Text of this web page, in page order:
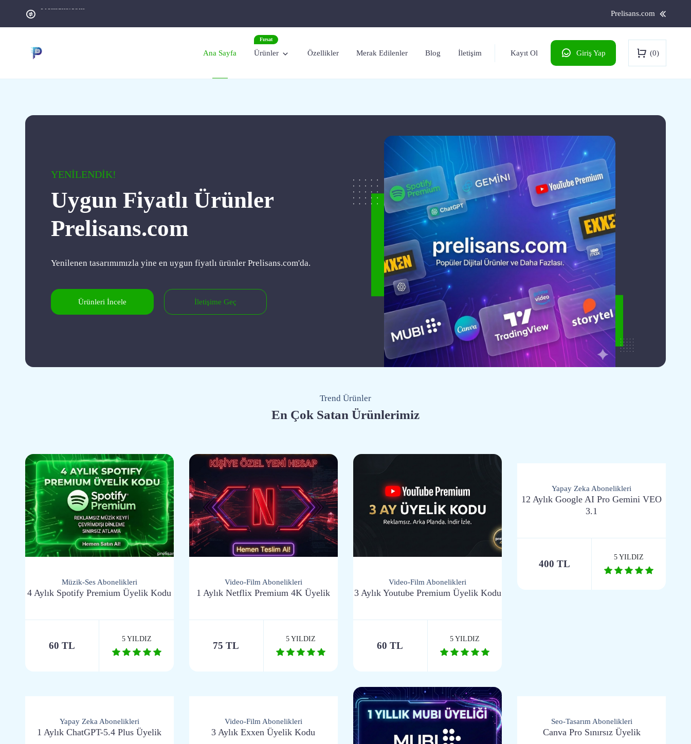
Prelisans.com
Ana Sayfa
Fırsat
Ürünler Özellikler Merak Edilenler Blog İletişim Kayıt Ol Giriş Yap (0)
YENİLENDİK!
Uygun Fiyatlı Ürünler
Prelisans.com
Yenilenen tasarımımızla yine en uygun fiyatlı ürünler Prelisans.com'da.
Ürünleri İncele İletişime Geç
Trend Ürünler
En Çok Satan Ürünlerimiz
Müzik-Ses Abonelikleri
4 Aylık Spotify Premium Üyelik Kodu
60 TL
5 YILDIZ
Video-Film Abonelikleri
1 Aylık Netflix Premium 4K Üyelik
75 TL
5 YILDIZ
Video-Film Abonelikleri
3 Aylık Youtube Premium Üyelik Kodu
60 TL
5 YILDIZ
Yapay Zeka Abonelikleri
12 Aylık Google AI Pro Gemini VEO
3.1
400 TL
5 YILDIZ
Yapay Zeka Abonelikleri
1 Aylık ChatGPT-5.4 Plus Üyelik
Video-Film Abonelikleri
3 Aylık Exxen Üyelik Kodu
Seo-Tasarım Abonelikleri
Canva Pro Sınırsız Üyelik